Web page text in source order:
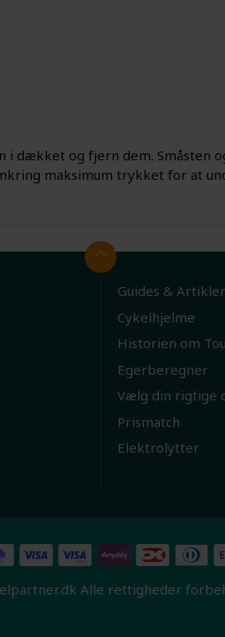
i dækket og fjern dem. Småsten
maksimum trykket for at
Guides & Artikler
Cykelhjelme
Historien om
Egerberegner
Vælg din rigtige
Prismatch
Elektrolytter
Alle rettigheder